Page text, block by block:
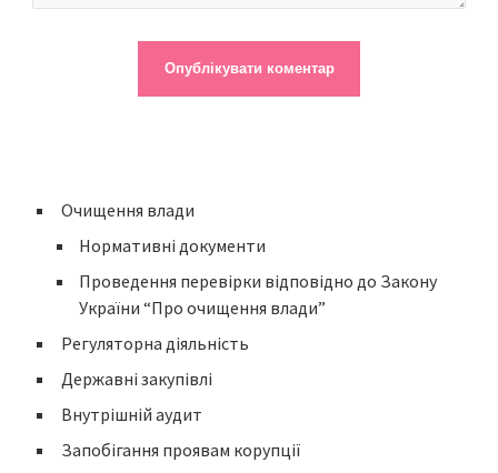
Очищення влади
Нормативні документи
Проведення перевірки відповідно до Закону
України “Про очищення влади”
Регуляторна діяльність
Державні закупівлі
Внутрішній аудит
Запобігання проявам корупції